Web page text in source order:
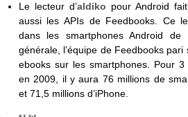
Le lecteur d’aldiko pour Android
aussi les APIs de Feedbooks. Ce
dans les smartphones Android de
générale, l’équipe de Feedbooks
ebooks sur les smartphones. Pour
en 2009, il y aura 76 millions de
et 71,5 millions d’iPhone.